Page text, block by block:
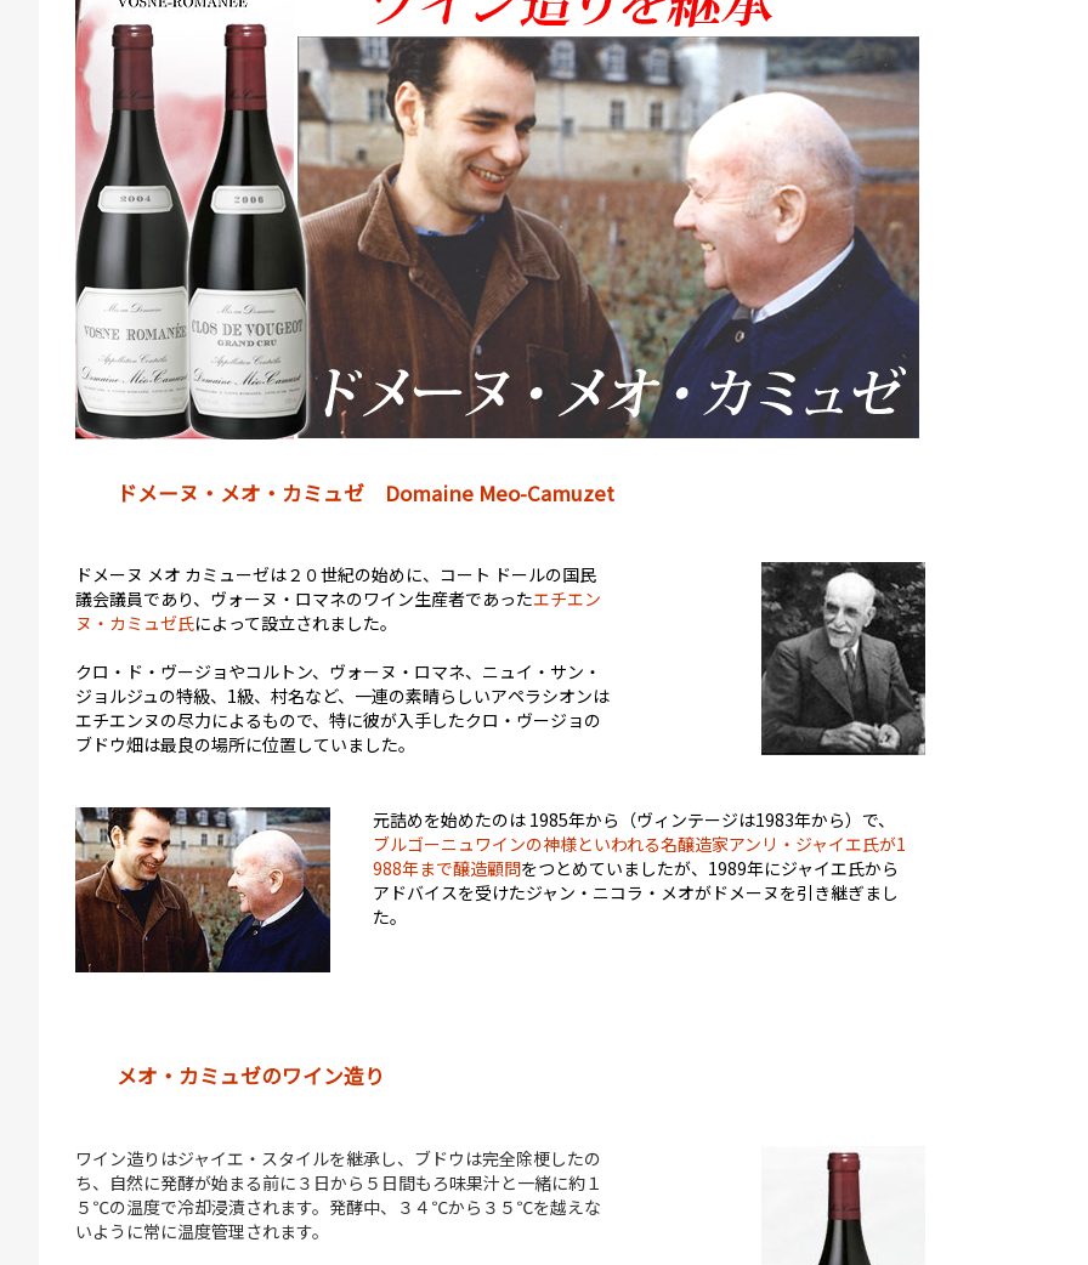
ドメーヌ・メオ・カミュゼ Domaine Meo-Camuzet
ドメーヌ メオ カミューゼは２０世紀の始めに、コート ドールの国民
議会議員であり、ヴォーヌ・ロマネのワイン生産者であったエチエン
ヌ・カミュゼ氏によって設立されました。
クロ・ド・ヴージョやコルトン、ヴォーヌ・ロマネ、ニュイ・サン・
ジョルジュの特級、1級、村名など、一連の素晴らしいアペラシオンは
エチエンヌの尽力によるもので、特に彼が入手したクロ・ヴージョの
ブドウ畑は最良の場所に位置していました。
元詰めを始めたのは 1985年から（ヴィンテージは1983年から）で、
ブルゴーニュワインの神様といわれる名醸造家アンリ・ジャイエ氏が1
988年まで醸造顧問をつとめていましたが、1989年にジャイエ氏から
アドバイスを受けたジャン・ニコラ・メオがドメーヌを引き継ぎまし
た。
メオ・カミュゼのワイン造り
ワイン造りはジャイエ・スタイルを継承し、ブドウは完全除梗したの
ち、自然に発酵が始まる前に３日から５日間もろ味果汁と一緒に約１
５℃の温度で冷却浸漬されます。発酵中、３４℃から３５℃を越えな
いように常に温度管理されます。